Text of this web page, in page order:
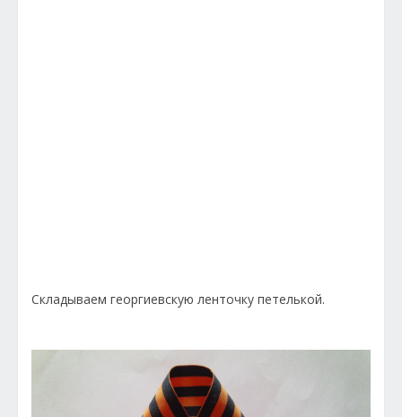
Складываем георгиевскую ленточку петелькой.